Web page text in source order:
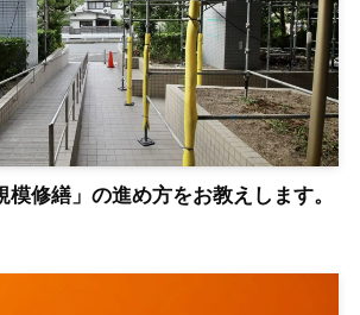
模修繕」の進め方をお教えします。